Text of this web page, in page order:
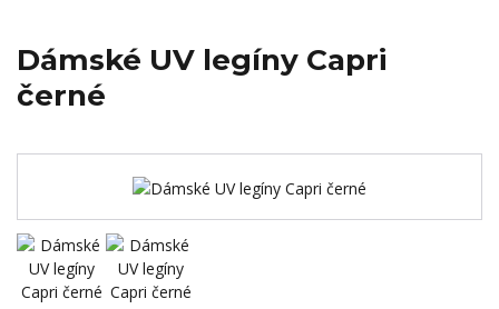
Dámské UV legíny Capri
černé